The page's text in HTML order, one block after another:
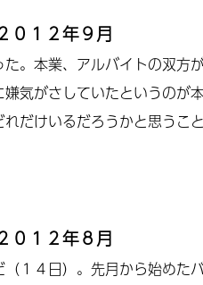
０１２年９月
。本業、アルバイトの双方
気がさしていたというのが
だけいるだろうかと思うこ
０１２年８月
１４日）。先月から始めた